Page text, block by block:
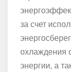
за счет
охлаждения
энергии, а